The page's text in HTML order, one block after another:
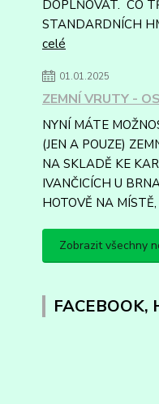
DOPLŇOVAT. CO
STANDARDNÍCH
celé
01.01.2025
ZEMNÍ VRUTY -
NYNÍ MÁTE
(JEN A POUZE)
NA SKLADĚ KE
IVANČICÍCH U
HOTOVĚ NA MÍSTĚ,
Zobrazit všechny
FACEBOOK,